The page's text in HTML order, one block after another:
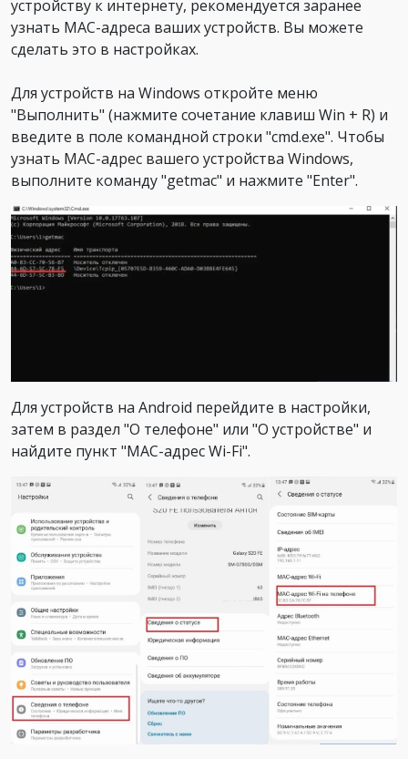
устройству к интернету, рекомендуется заранее
узнать MAC-адреса ваших устройств. Вы можете
сделать это в настройках.
Для устройств на Windows откройте меню
"Выполнить" (нажмите сочетание клавиш Win + R) и
введите в поле командной строки "cmd.exe". Чтобы
узнать MAC-адрес вашего устройства Windows,
выполните команду "getmac" и нажмите "Enter".
Для устройств на Android перейдите в настройки,
затем в раздел "О телефоне" или "О устройстве" и
найдите пункт "MAC-адрес Wi-Fi".